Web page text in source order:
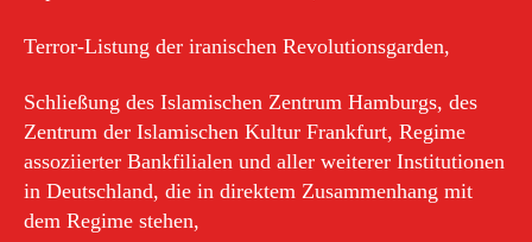
Terror-Listung der iranischen Revolutionsgarden,
Schließung des Islamischen Zentrum Hamburgs, des
Zentrum der Islamischen Kultur Frankfurt, Regime
assoziierter Bankfilialen und aller weiterer Institutionen
in Deutschland, die in direktem Zusammenhang mit
dem Regime stehen,